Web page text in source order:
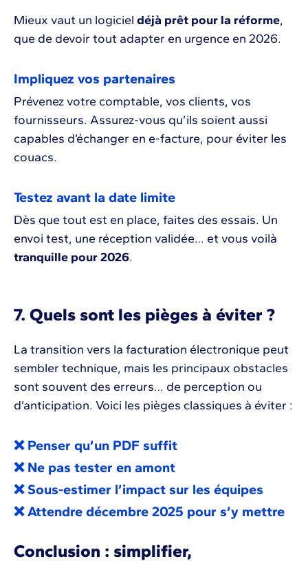
Mieux vaut un logiciel déjà prêt pour la réforme,
que de devoir tout adapter en urgence en 2026.
Impliquez vos partenaires
Prévenez votre comptable, vos clients, vos
fournisseurs. Assurez-vous qu’ils soient aussi
capables d’échanger en e-facture, pour éviter les
couacs.
Testez avant la date limite
Dès que tout est en place, faites des essais. Un
envoi test, une réception validée… et vous voilà
tranquille pour 2026.
7. Quels sont les pièges à éviter ?
La transition vers la facturation électronique peut
sembler technique, mais les principaux obstacles
sont souvent des erreurs… de perception ou
d’anticipation. Voici les pièges classiques à éviter :
❌ Penser qu’un PDF suffit
❌ Ne pas tester en amont
❌ Sous-estimer l’impact sur les équipes
❌ Attendre décembre 2025 pour s’y mettre
Conclusion : simplifier,